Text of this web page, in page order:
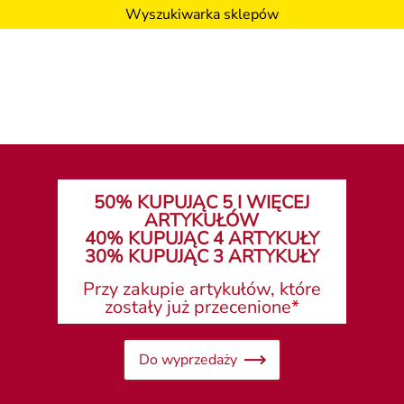
Wyszukiwarka sklepów
50% KUPUJĄC 5 I WIĘCEJ
ARTYKUŁÓW
40% KUPUJĄC 4 ARTYKUŁY
30% KUPUJĄC 3 ARTYKUŁY
Przy zakupie artykułów, które
zostały już przecenione*
Do wyprzedaży